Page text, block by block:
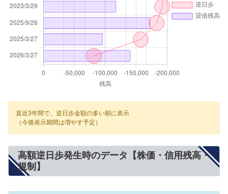
直近3年間で、逆日歩金額の多い順に表示
（今後表示期間は増やす予定）
高額逆日歩発生時のデータ【株価・信用残高・
規制】